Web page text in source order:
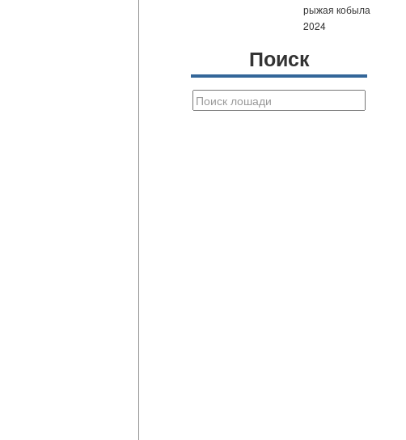
рыжая кобыла
2024
Поиск